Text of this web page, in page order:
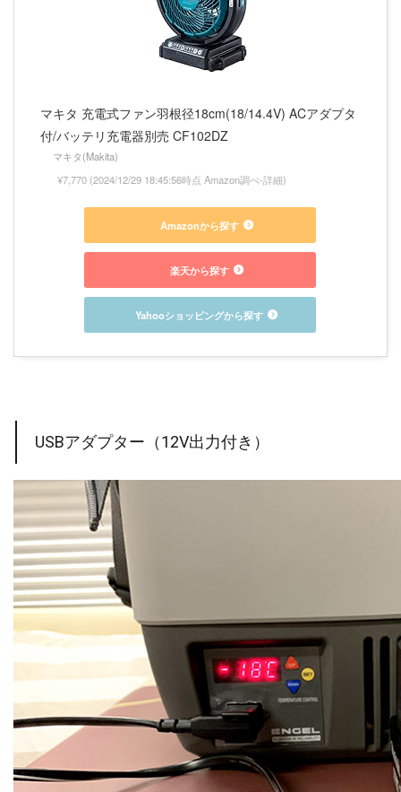
マキタ 充電式ファン羽根径18cm(18/14.4V) ACアダプタ
付/バッテリ充電器別売 CF102DZ
マキタ(Makita)
¥7,770 (2024/12/29 18:45:56時点 Amazon調べ-詳細)
Amazonから探す
楽天から探す
Yahooショッピングから探す
USBアダプター（12V出力付き）